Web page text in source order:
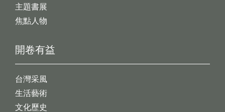
開卷有益
台灣采風
生活藝術
文化歷史
主題書展
焦點人物